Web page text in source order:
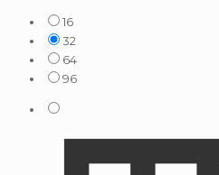
16
32
64
96